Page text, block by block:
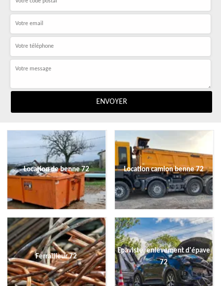
Location de benne 72 Location camion benne 72
Ferrailleur 72
Epaviste, enlevement d'épave
72